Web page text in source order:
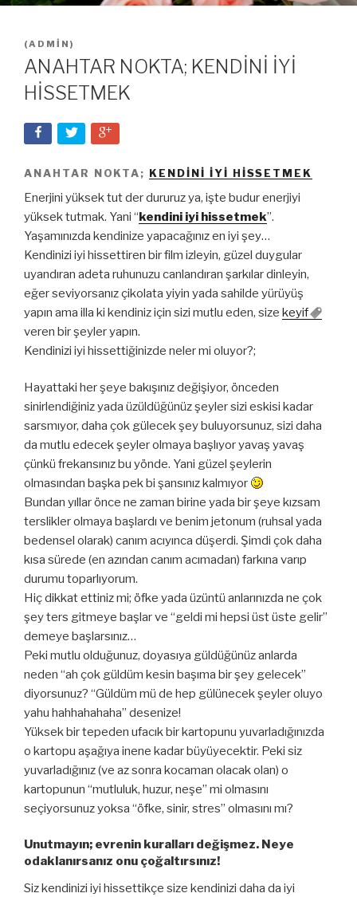
(ADMIN )
ANAHTAR NOKTA; KENDİNİ İYİ
HİSSETMEK
ANAHTAR NOKTA; KENDİNİ İYİ HİSSETMEK
Enerjini yüksek tut der dururuz ya, işte budur enerjiyi
yüksek tutmak. Yani “kendini iyi hissetmek”.
Yaşamınızda kendinize yapacağınız en iyi şey…
Kendinizi iyi hissettiren bir film izleyin, güzel duygular
uyandıran adeta ruhunuzu canlandıran şarkılar dinleyin,
eğer seviyorsanız çikolata yiyin yada sahilde yürüyüş
yapın ama illa ki kendiniz için sizi mutlu eden, size keyif
veren bir şeyler yapın.
Kendinizi iyi hissettiğinizde neler mi oluyor?;
Hayattaki her şeye bakışınız değişiyor, önceden
sinirlendiğiniz yada üzüldüğünüz şeyler sizi eskisi kadar
sarsmıyor, daha çok gülecek şey buluyorsunuz, sizi daha
da mutlu edecek şeyler olmaya başlıyor yavaş yavaş
çünkü frekansınız bu yönde. Yani güzel şeylerin
olmasından başka pek bi şansınız kalmıyor
Bundan yıllar önce ne zaman birine yada bir şeye kızsam
terslikler olmaya başlardı ve benim jetonum (ruhsal yada
bedensel olarak) canım acıyınca düşerdi. Şimdi çok daha
kısa sürede (en azından canım acımadan) farkına varıp
durumu toparlıyorum.
Hiç dikkat ettiniz mi; öfke yada üzüntü anlarınızda ne çok
şey ters gitmeye başlar ve “geldi mi hepsi üst üste gelir”
demeye başlarsınız…
Peki mutlu olduğunuz, doyasıya güldüğünüz anlarda
neden “ah çok güldüm kesin başıma bir şey gelecek”
diyorsunuz? “Güldüm mü de hep gülünecek şeyler oluyo
yahu hahhahahaha” desenize!
Yüksek bir tepeden ufacık bir kartopunu yuvarladığınızda
o kartopu aşağıya inene kadar büyüyecektir. Peki siz
yuvarladığınız (ve az sonra kocaman olacak olan) o
kartopunun “mutluluk, huzur, neşe” mi olmasını
seçiyorsunuz yoksa “öfke, sinir, stres” olmasını mı?
Unutmayın; evrenin kuralları değişmez. Neye
odaklanırsanız onu çoğaltırsınız!
Siz kendinizi iyi hissettikçe size kendinizi daha da iyi